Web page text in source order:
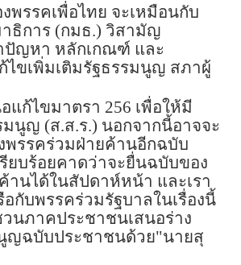
พรรคเพื่อไทย จะเหมือนกับ
ธิการ (กมธ.) วิสามัญ
ญหา หลักเกณฑ์ และ
ไขเพิ่มเติมรัฐธรรมนูญ สภาผู้
แก้ไขมาตรา 256 เพื่อให้มี
มนูญ (ส.ส.ร.) นอกจากนี้อาจจะ
พรรคร่วมฝ่ายค้านอีกฉบับ
ยบร้อยคาดว่าจะยื่นฉบับของ
านได้ในสัปดาห์หน้า และเรา
อกับพรรคร่วมรัฐบาลในเรื่องนี้
นภาคประชาชนเสนอร่าง
ญฉบับประชาชนด้วย"นายสุ